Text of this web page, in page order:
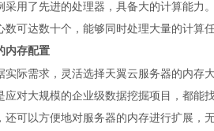
采用了先进的处理器，具备大的计算能力
数可达数十个，能够同时处理大量的计算
内存配置
实际需求，灵活选择天翼云服务器的内存
应对大规模的企业级数据挖掘项目，都能
还可以方便地对服务器的内存进行扩展，